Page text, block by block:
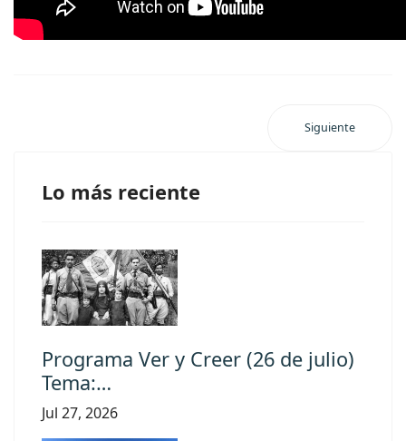
Siguiente
Lo más reciente
Programa Ver y Creer (26 de julio)
Tema:…
Jul 27, 2026